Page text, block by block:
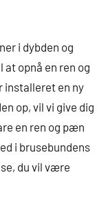
i dybden og
opnå en ren og
installeret en ny
op, vil vi give dig
en ren og pæn
i brusebundens
du vil være